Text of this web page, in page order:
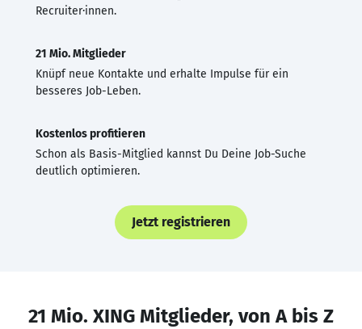
Recruiter·innen.
21 Mio. Mitglieder
Knüpf neue Kontakte und erhalte Impulse für ein
besseres Job-Leben.
Kostenlos profitieren
Schon als Basis-Mitglied kannst Du Deine Job-Suche
deutlich optimieren.
Jetzt registrieren
21 Mio. XING Mitglieder, von A bis Z